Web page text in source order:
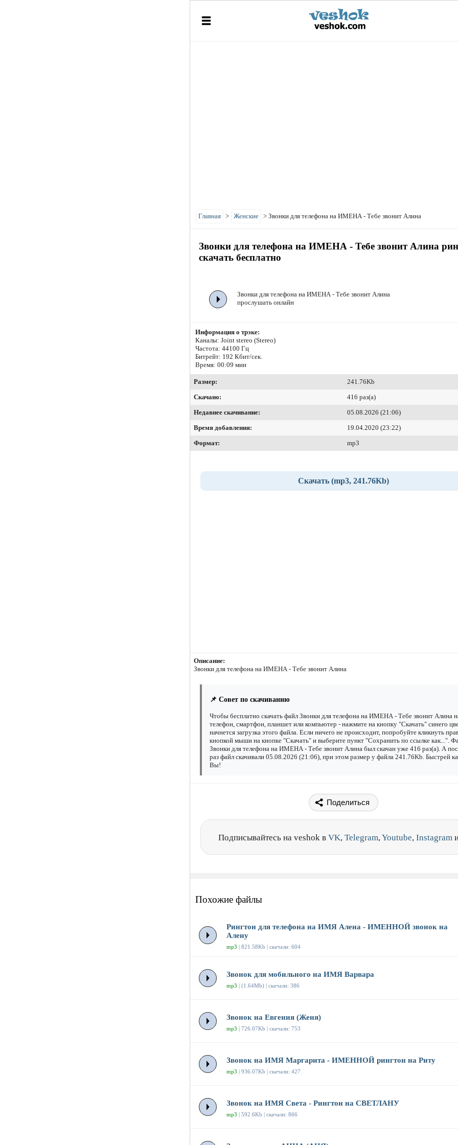
Главная > Женские > Звонки для телефона на ИМЕНА - Тебе звонит Алина
Звонки для телефона на ИМЕНА - Тебе звонит Алина
скачать бесплатно
Звонки для телефона на ИМЕНА - Тебе звонит Алина
прослушать онлайн
Информация о трэке:
Каналы: Joint stereo (Stereo)
Частота: 44100 Гц
Битрейт: 192 Кбит/сек.
Время: 00:09 мин
Размер:
241.76Kb
Скачано:
416 раз(а)
Недавнее скачивание:
05.08.2026 (21:06)
Время добавления:
19.04.2020 (23:22)
Формат:
mp3
Скачать (mp3, 241.76Kb)
Описание:
Звонки для телефона на ИМЕНА - Тебе звонит Алина
📌 Совет по скачиванию
Чтобы бесплатно скачать файл Звонки для телефона на ИМЕНА - Тебе звонит Алина
телефон, смартфон, планшет или компьютер - нажмите на кнопку "Скачать" синего
начнется загрузка этого файла. Если ничего не происходит, попробуйте кликнуть
кнопкой мыши на кнопке "Скачать" и выберите пункт "Сохранить по ссылке как...".
Звонки для телефона на ИМЕНА - Тебе звонит Алина был скачан уже 416 раз(а). А
раз файл скачивали 05.08.2026 (21:06), при этом размер у файла 241.76Kb. Быстрей
Вы!
Поделиться
Подписывайтесь на veshok в VK, Telegram,Youtube, Instagram
Похожие файлы
Рингтон для телефона на ИМЯ Алена - ИМЕННОЙ звонок на
Алену
mp3 | 821.58Kb | скачали: 604
Звонок для мобильного на ИМЯ Варвара
mp3 | (1.64Mb) | скачали: 386
Звонок на Евгения (Женя)
mp3 | 726.07Kb | скачали: 753
Звонок на ИМЯ Маргарита - ИМЕННОЙ рингтон на Риту
mp3 | 936.07Kb | скачали: 427
Звонок на ИМЯ Света - Рингтон на СВЕТЛАНУ
mp3 | 592.6Kb | скачали: 866